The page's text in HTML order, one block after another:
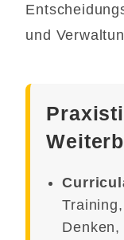
und